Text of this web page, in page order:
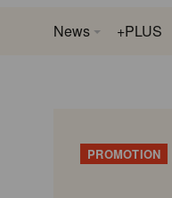
News +PLUS
PROMOTION